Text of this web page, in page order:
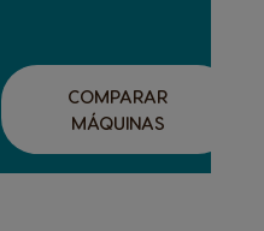
COMPARAR
MÁQUINAS